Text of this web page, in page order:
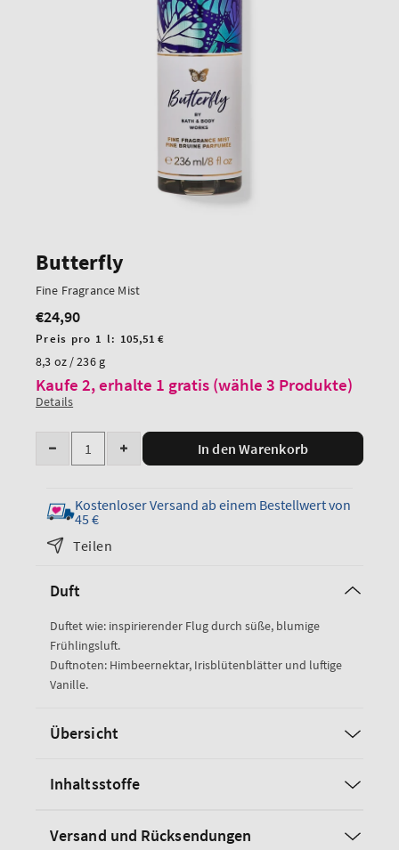
Butterfly
Fine Fragrance Mist
Regulärer
Preis
€24,90
Stückpreis
Preis pro 1 l: 105,51 €
8,3 oz / 236 g
Kaufe 2, erhalte 1 gratis (wähle 3 Produkte)
Details
Menge
„Butterfly
Fine
Fragrance
Mist
verringern
Menge
„Butterfly
In den Warenkorb
Kostenloser Versand ab einem Bestellwert von
45 €
Teilen
Duft
Duftet wie: inspirierender Flug durch süße, blumige
Frühlingsluft.
Duftnoten: Himbeernektar, Irisblütenblätter und luftige
Vanille.
Übersicht
Inhaltsstoffe
Versand und Rücksendungen